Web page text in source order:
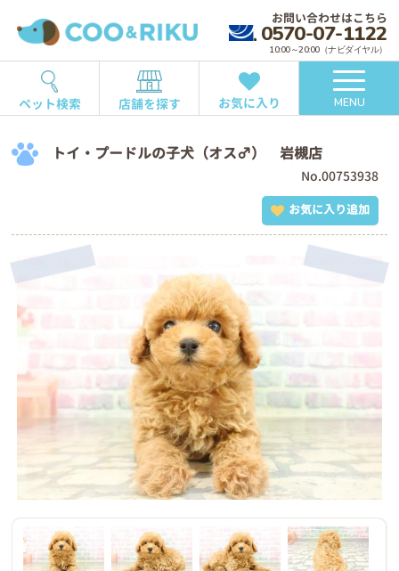
お問い合わせはこちら
0570-07-1122
10:00～20:00（ナビダイヤル）
ペット検索 店舗を探す お気に入り MENU
トイ・プードルの子犬（オス♂） 岩槻店
No.00753938
お気に入り追加